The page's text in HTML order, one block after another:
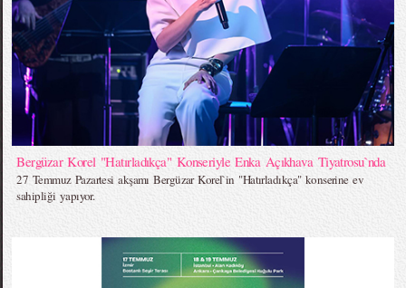
Bergüzar Korel "Hatırladıkça" Konseriyle Enka Açıkhava Tiyatrosu`nda
27 Temmuz Pazartesi akşamı Bergüzar Korel`in "Hatırladıkça" konserine ev
sahipliği yapıyor.